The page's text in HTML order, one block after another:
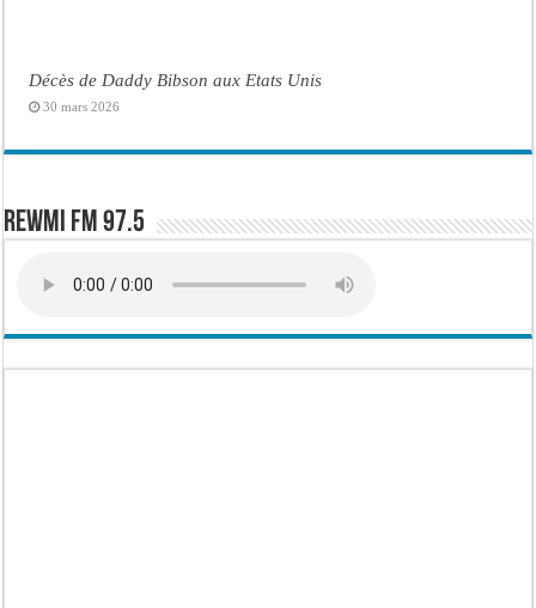
Décès de Daddy Bibson aux Etats Unis
30 mars 2026
Rewmi FM 97.5